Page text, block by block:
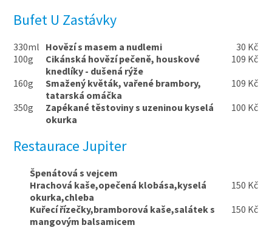
Bufet U Zastávky
330ml Hovězí s masem a nudlemi
30 Kč
100g
Cikánská hovězí pečeně, houskové
knedlíky - dušená rýže
109 Kč
160g
Smažený květák, vařené brambory,
tatarská omáčka
109 Kč
350g
Zapékané těstoviny s uzeninou kyselá
okurka
100 Kč
Restaurace Jupiter
Špenátová s vejcem
Hrachová kaše,opečená klobása,kyselá
okurka,chleba
150 Kč
Kuřecí řízečky,bramborová kaše,salátek s
mangovým balsamicem
150 Kč